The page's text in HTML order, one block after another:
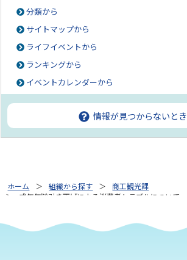
分類から
サイトマップから
ライフイベントから
ランキングから
イベントカレンダーから
情報が見つからないと
ホーム 組織から探す
商工観光課
成年年齢引き下げによる消費者トラブルについて